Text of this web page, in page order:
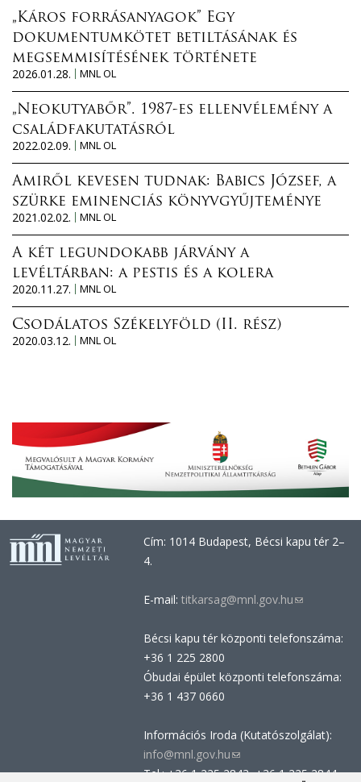
„Káros forrásanyagok” Egy
dokumentumkötet betiltásának és
megsemmisítésének története
2026.01.28.
MNL OL
„Neokutyabőr”. 1987-es ellenvélemény a
családfakutatásról
2022.02.09.
MNL OL
Amiről kevesen tudnak: Babics József, a
szürke eminenciás könyvgyűjteménye
2021.02.02.
MNL OL
A két legundokabb járvány a
levéltárban: a pestis és a kolera
2020.11.27.
MNL OL
Csodálatos Székelyföld (II. rész)
2020.03.12.
MNL OL
Cím: 1014 Budapest, Bécsi kapu tér 2–
4.
E-mail: titkarsag@mnl.gov.hu(link
e-
Bécsi kapu tér központi telefonszáma:
+36 1 225 2800
Óbudai épület központi telefonszáma:
+36 1 437 0660
Információs Iroda (Kutatószolgálat):
info@mnl.gov.hu(link
sends
Tel.: +36 1 225 2843, +36 1 225 2844